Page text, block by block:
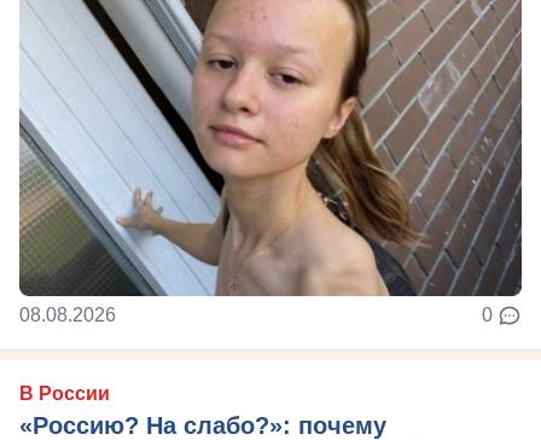
08.08.2026 0
В России
«Россию? На слабо?»: почему